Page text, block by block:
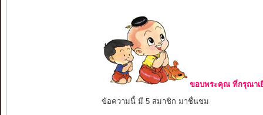
ขอบพระคุณ ที่กรุณาเ
ข้อความนี้ มี 5 สมาชิก มาชื่นชม